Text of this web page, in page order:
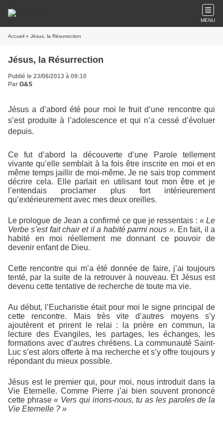
MENU
Accueil » Jésus, la Résurrection
Jésus, la Résurrection
Publié le 23/06/2013 à 09:10
Par G&S
Jésus a d’abord été pour moi le fruit d’une rencontre qui
s’est produite à l’adolescence et qui n’a cessé d’évoluer
depuis.
Ce fut d’abord la découverte d’une Parole tellement
vivante qu’elle semblait à la fois être inscrite en moi et en
même temps jaillir de moi-même. Je ne sais trop comment
décrire cela. Elle parlait en utilisant tout mon être et je
l’entendais proclamer plus fort intérieurement
qu’extérieurement avec mes deux oreilles.
Le prologue de Jean a confirmé ce que je ressentais : « Le
Verbe s’est fait chair et il a habité parmi nous ». En fait, il a
habité en moi réellement me donnant ce pouvoir de
devenir enfant de Dieu.
Cette rencontre qui m’a été donnée de faire, j’ai toujours
tenté, par la suite de la retrouver à nouveau. Et Jésus est
devenu cette tentative de recherche de toute ma vie.
Au début, l’Eucharistie était pour moi le signe principal de
cette rencontre. Mais très vite d’autres moyens s’y
ajoutèrent et prirent le relai : la prière en commun, la
lecture des Evangiles, les partages, les échanges, les
formations avec d’autres chrétiens. La communauté Saint-
Luc s’est alors offerte à ma recherche et s’y offre toujours y
répondant du mieux possible.
Jésus est le premier qui, pour moi, nous introduit dans la
Vie Eternelle. Comme Pierre j’ai bien souvent prononcé
cette phrase« Vers qui irions-nous, tu as les paroles de la
Vie Eternelle ? »